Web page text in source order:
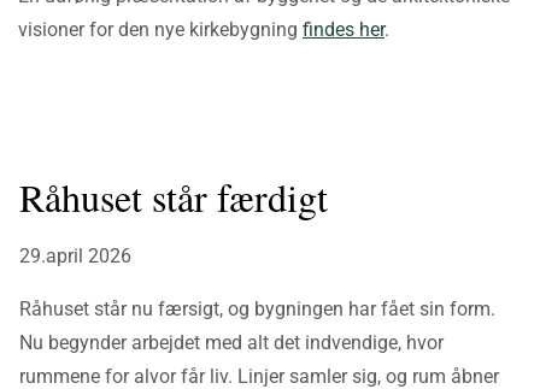
visioner for den nye kirkebygning findes her.
Råhuset står færdigt
29.april 2026
Råhuset står nu færsigt, og bygningen har fået sin form.
Nu begynder arbejdet med alt det indvendige, hvor
rummene for alvor får liv. Linjer samler sig, og rum åbner